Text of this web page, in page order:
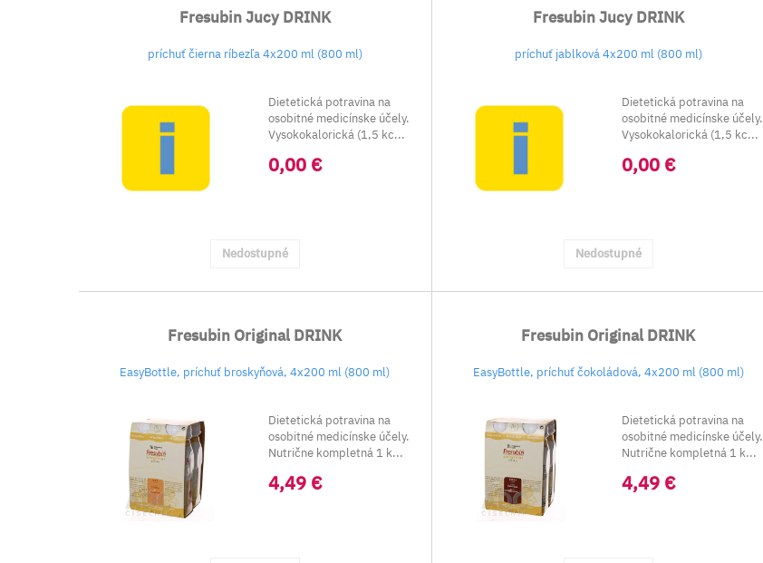
Fresubin Jucy DRINK
príchuť čierna ríbezľa 4x200 ml (800 ml)
Dietetická potravina na
osobitné medicínske účely.
Vysokokalorická (1,5 kc...
0,00 €
Nedostupné
Fresubin Jucy DRINK
príchuť jablková 4x200 ml (800 ml)
Dietetická potravina na
osobitné medicínske účely.
Vysokokalorická (1,5 kc...
0,00 €
Nedostupné
Fresubin Original DRINK
EasyBottle, príchuť broskyňová, 4x200 ml (800 ml)
Dietetická potravina na
osobitné medicínske účely.
Nutrične kompletná 1 k...
4,49 €
Fresubin Original DRINK
EasyBottle, príchuť čokoládová, 4x200 ml (800 ml)
Dietetická potravina na
osobitné medicínske účely.
Nutrične kompletná 1 k...
4,49 €